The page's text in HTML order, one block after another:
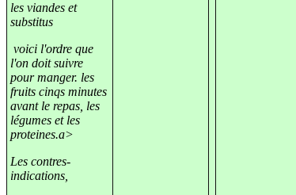
les viandes et
substitus
voici l'ordre que
l'on doit suivre
pour manger. les
fruits cinqs minutes
avant le repas, les
légumes et les
proteines.a>
Les contres-
indications,